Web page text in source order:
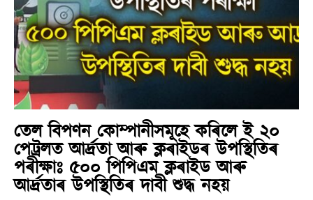
তেল বিপণন কোম্পানীসমূহে কৰিলে ই ২০
পেট্ৰলত আৰ্দ্ৰতা আৰু ক্লৰাইডৰ উপস্থিতিৰ
পৰীক্ষাঃ ৫০০ পিপিএম ক্লৰাইড আৰু
আৰ্দ্ৰতাৰ উপস্থিতিৰ দাবী শুদ্ধ নহয়